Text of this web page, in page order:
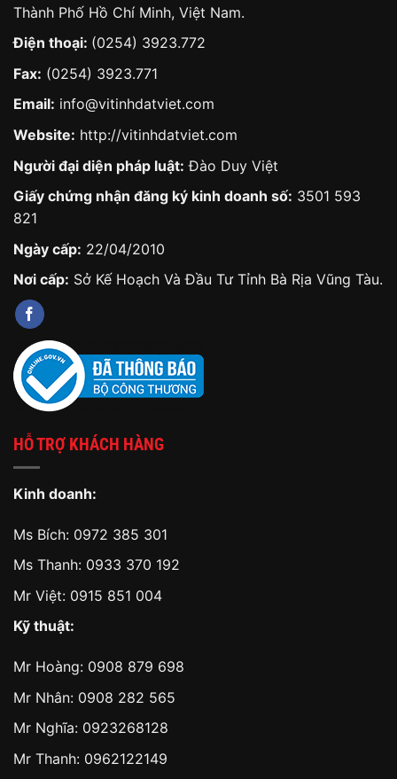
Thành Phố Hồ Chí Minh, Việt Nam.
Điện thoại: (0254) 3923.772
Fax: (0254) 3923.771
Email: info@vitinhdatviet.com
Website: http://vitinhdatviet.com
Người đại diện pháp luật: Đào Duy Việt
Giấy chứng nhận đăng ký kinh doanh số: 3501 593
821
Ngày cấp: 22/04/2010
Nơi cấp: Sở Kế Hoạch Và Đầu Tư Tỉnh Bà Rịa Vũng Tàu.
HỖ TRỢ KHÁCH HÀNG
Kinh doanh:
Ms Bích: 0972 385 301
Ms Thanh: 0933 370 192
Mr Việt: 0915 851 004
Kỹ thuật:
Mr Hoàng: 0908 879 698
Mr Nhân: 0908 282 565
Mr Nghĩa: 0923268128
Mr Thanh: 0962122149